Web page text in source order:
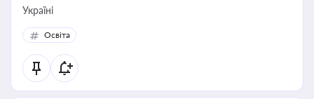
Україні
Освіта